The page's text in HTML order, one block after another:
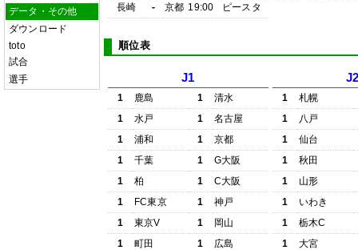
データ・その他
ダウンロード
toto
試合
選手
長崎
- 京都 19:00 ピースタ
順位表
J1
1 鹿島 1
清水
1
水戸 1
名古屋
1
浦和 1
京都
1
千葉 1
G大阪
1
柏 1
C大阪
1
FC東京 1
神戸
1
東京V 1
岡山
1
町田 1
広島
1
札幌
1
八戸
1
仙台
1
秋田
1
山形
1
いわき
1
栃木C
1
大宮